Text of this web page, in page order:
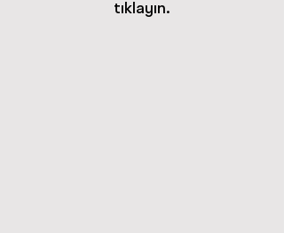
tıklayın.